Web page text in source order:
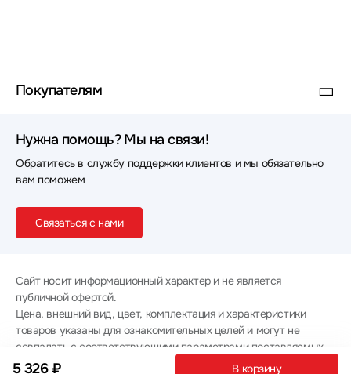
5 326 ₽ В корзину
Покупателям
Нужна помощь? Мы на связи!
Обратитесь в службу поддержки клиентов и мы обязательно
вам поможем
Связаться с нами
Сайт носит информационный характер и не является
публичной офертой.
Цена, внешний вид, цвет, комплектация и характеристики
товаров указаны для ознакомительных целей и могут не
совпадать с соответствующими параметрами поставляемых
товаров - уточняйте информацию у менеджера при